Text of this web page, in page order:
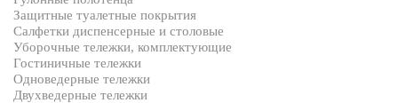
Защитные туалетные покрытия
Салфетки диспенсерные и столовые
Уборочные тележки, комплектующие
Гостиничные тележки
Одноведерные тележки
Двухведерные тележки